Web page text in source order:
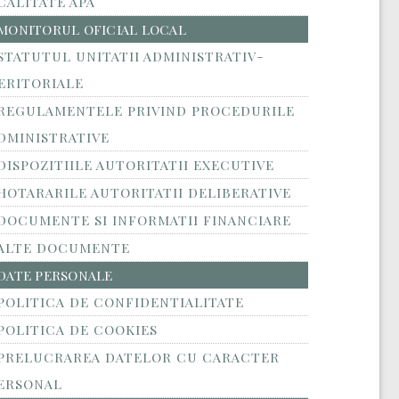
OFICIAL LOCAL
UNITATII ADMINISTRATIV-
PRIVIND PROCEDURILE
AUTORITATII EXECUTIVE
AUTORITATII DELIBERATIVE
SI INFORMATII FINANCIARE
DOCUMENTE
PERSONALE
DE CONFIDENTIALITATE
DE COOKIES
DATELOR CU CARACTER